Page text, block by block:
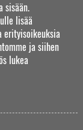
sisään.
lisää
erityisoikeuksia
ja siihen
lukea